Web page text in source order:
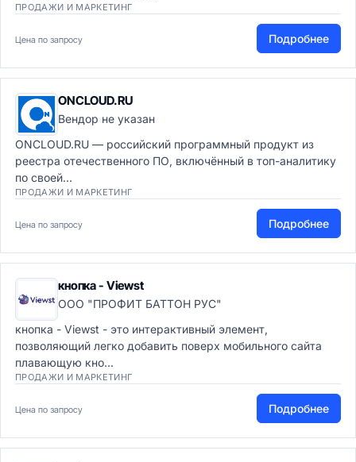
ПРОДАЖИ И МАРКЕТИНГ
Цена по запросу Подробнее
ONCLOUD.RU
Вендор не указан
ONCLOUD.RU — российский программный продукт из
реестра отечественного ПО, включённый в топ-аналитику
по своей...
ПРОДАЖИ И МАРКЕТИНГ
Цена по запросу Подробнее
кнопка - Viewst
ООО "ПРОФИТ БАТТОН РУС"
кнопка - Viewst - это интерактивный элемент,
позволяющий легко добавить поверх мобильного сайта
плавающую кно...
ПРОДАЖИ И МАРКЕТИНГ
Цена по запросу Подробнее